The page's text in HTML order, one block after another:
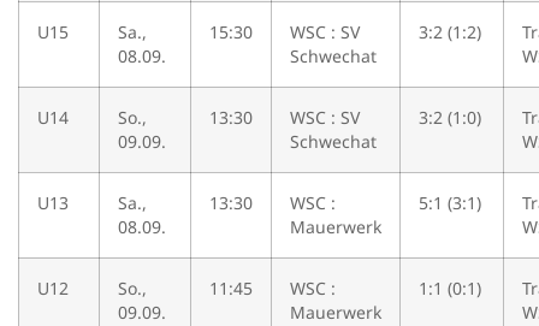
U15
Sa.,
08.09.
15:30
WSC : SV
Schwechat
3:2 (1:2)
U14
So.,
09.09.
13:30
WSC : SV
Schwechat
3:2 (1:0)
U13
Sa.,
08.09.
13:30
WSC :
Mauerwerk
5:1 (3:1)
U12
So.,
09.09.
11:45
WSC :
Mauerwerk
1:1 (0:1)